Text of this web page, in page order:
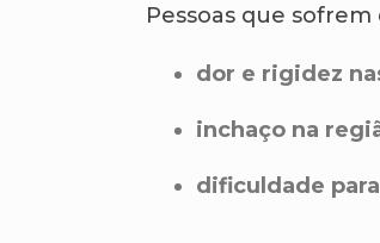
Pessoas que
dor e rigidez
inchaço na
dificuldade